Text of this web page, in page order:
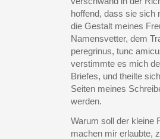
hoffend, dass sie sich
die Gestalt meines
Namensvetter, dem
peregrinus, tunc
verstimmte es mich
Briefes, und theilte
Seiten meines
werden.
Warum soll der kleine
machen mir erlaubte,